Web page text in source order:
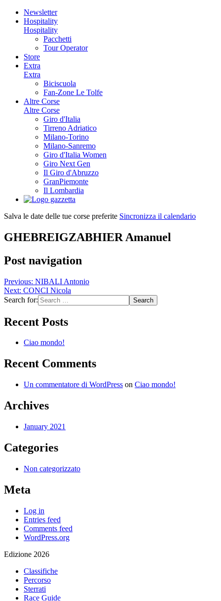
Newsletter
Hospitality
Hospitality
Pacchetti
Tour Operator
Store
Extra
Extra
Biciscuola
Fan-Zone Le Tolfe
Altre Corse
Altre Corse
Giro d'Italia
Tirreno Adriatico
Milano-Torino
Milano-Sanremo
Giro d'Italia Women
Giro Next Gen
Il Giro d'Abruzzo
GranPiemonte
Il Lombardia
Salva le date delle tue corse preferite Sincronizza il calendario
GHEBREIGZABHIER Amanuel
Post navigation
Previous: NIBALI Antonio
Next: CONCI Nicola
Search for:
Recent Posts
Ciao mondo!
Recent Comments
Un commentatore di WordPress on Ciao mondo!
Archives
January 2021
Categories
Non categorizzato
Meta
Log in
Entries feed
Comments feed
WordPress.org
Edizione 2026
Classifiche
Percorso
Sterrati
Race Guide